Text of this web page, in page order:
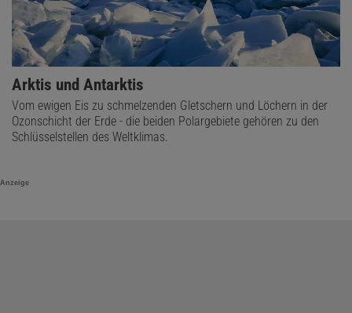
Arktis und Antarktis
Vom ewigen Eis zu schmelzenden Gletschern und Löchern in der
Ozonschicht der Erde - die beiden Polargebiete gehören zu den
Schlüsselstellen des Weltklimas.
Anzeige